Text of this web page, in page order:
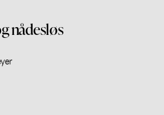
nådesløs